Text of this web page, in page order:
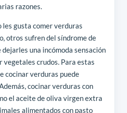
razones.
les gusta comer verduras
otros sufren del síndrome de
una incómoda sensación
vegetales crudos. Para estas
cocinar verduras puede
cocinar verduras con
el aceite de oliva virgen extra
alimentados con pasto